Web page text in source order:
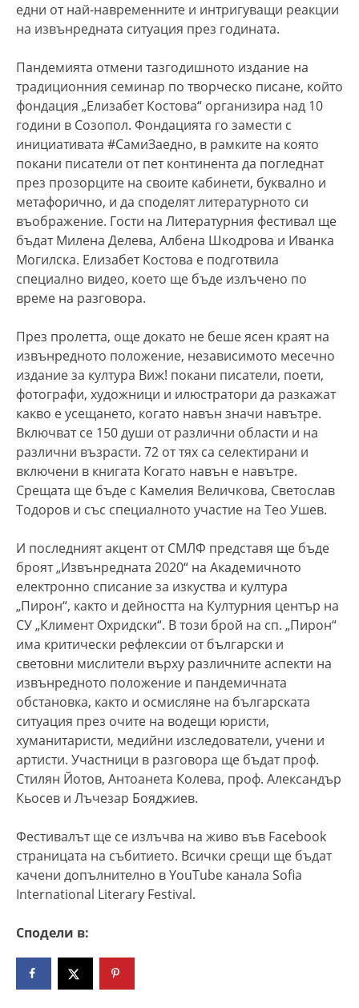
едни от най-навременните и интригуващи реакции
на извънредната ситуация през годината.
Пандемията отмени тазгодишното издание на
традиционния семинар по творческо писане, който
фондация „Елизабет Костова“ организира над 10
години в Созопол. Фондацията го замести с
инициативата #СамиЗаедно, в рамките на която
покани писатели от пет континента да погледнат
през прозорците на своите кабинети, буквално и
метафорично, и да споделят литературното си
въображение. Гости на Литературния фестивал ще
бъдат Милена Делева, Албена Шкодрова и Иванка
Могилска. Елизабет Костова е подготвила
специално видео, което ще бъде излъчено по
време на разговора.
През пролетта, още докато не беше ясен краят на
извънредното положение, независимото месечно
издание за култура Виж! покани писатели, поети,
фотографи, художници и илюстратори да разкажат
какво е усещането, когато навън значи навътре.
Включват се 150 души от различни области и на
различни възрасти. 72 от тях са селектирани и
включени в книгата Когато навън е навътре.
Срещата ще бъде с Камелия Величкова, Светослав
Тодоров и със специалното участие на Тео Ушев.
И последният акцент от СМЛФ представя ще бъде
броят „Извънредната 2020“ на Академичното
електронно списание за изкуства и култура
„Пирон“, както и дейността на Културния център на
СУ „Климент Охридски“. В този брой на сп. „Пирон“
има критически рефлексии от български и
световни мислители върху различните аспекти на
извънредното положение и пандемичната
обстановка, както и осмисляне на българската
ситуация през очите на водещи юристи,
хуманитаристи, медийни изследователи, учени и
артисти. Участници в разговора ще бъдат проф.
Стилян Йотов, Антоанета Колева, проф. Александър
Кьосев и Лъчезар Бояджиев.
Фестивалът ще се излъчва на живо във Facebook
страницата на събитието. Всички срещи ще бъдат
качени допълнително в YouTube канала Sofia
International Literary Festival.
Сподели в: